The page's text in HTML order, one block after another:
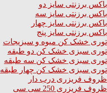
باکس برزنتی سایز دو
باکس برزنتی سایز سه
باکس برزنتی سایز چهار
باکس برزنتی سایز پنج
توری خشک کن میوه و سبزیجات
توری سبزی خشک کن دو طبقه
توری سبزی خشک کن سه طبقه
توری سبزی خشک کن چهار طبقه
ظروف فریزری درب دار
ظروف فریزری 250 سی سی